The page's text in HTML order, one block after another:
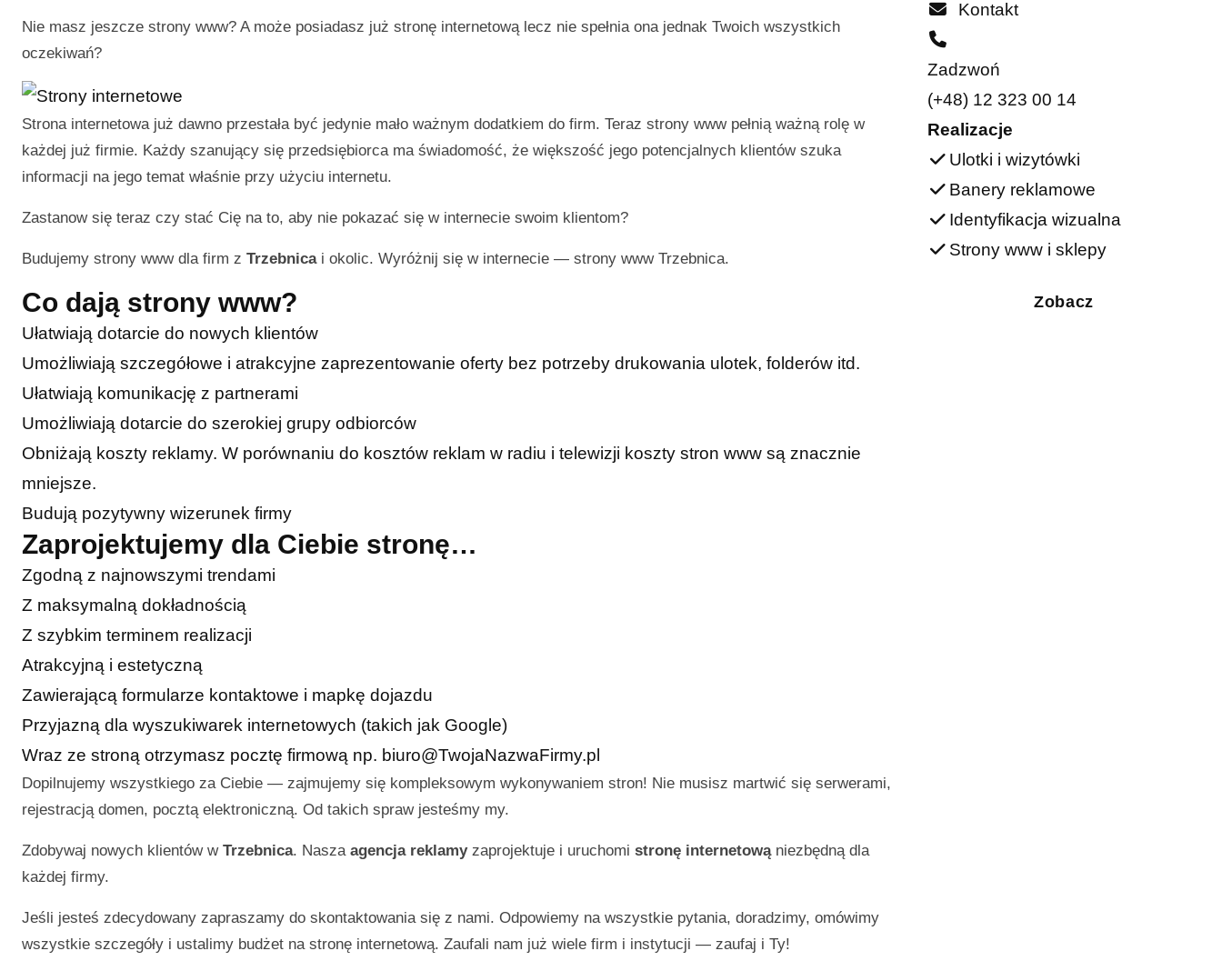
Nie masz jeszcze strony www? A może posiadasz już stronę internetową lecz nie spełnia ona jednak Twoich wszystkich
oczekiwań?
Strona internetowa już dawno przestała być jedynie mało ważnym dodatkiem do firm. Teraz strony www pełnią ważną rolę w
każdej już firmie. Każdy szanujący się przedsiębiorca ma świadomość, że większość jego potencjalnych klientów szuka
informacji na jego temat właśnie przy użyciu internetu.
Zastanow się teraz czy stać Cię na to, aby nie pokazać się w internecie swoim klientom?
Budujemy strony www dla firm z Trzebnicai okolic. Wyróżnij się w internecie — strony www Trzebnica.
Co dają strony www?
Ułatwiają dotarcie do nowych klientów
Umożliwiają szczegółowe i atrakcyjne zaprezentowanie oferty bez potrzeby drukowania ulotek, folderów itd.
Ułatwiają komunikację z partnerami
Umożliwiają dotarcie do szerokiej grupy odbiorców
Obniżają koszty reklamy. W porównaniu do kosztów reklam w radiu i telewizji koszty stron www są znacznie
mniejsze.
Budują pozytywny wizerunek firmy
Zaprojektujemy dla Ciebie stronę…
Zgodną z najnowszymi trendami
Z maksymalną dokładnością
Z szybkim terminem realizacji
Atrakcyjną i estetyczną
Zawierającą formularze kontaktowe i mapkę dojazdu
Przyjazną dla wyszukiwarek internetowych (takich jak Google)
Wraz ze stroną otrzymasz pocztę firmową np. biuro@TwojaNazwaFirmy.pl
Dopilnujemy wszystkiego za Ciebie — zajmujemy się kompleksowym wykonywaniem stron! Nie musisz martwić się serwerami,
rejestracją domen, pocztą elektroniczną. Od takich spraw jesteśmy my.
Zdobywaj nowych klientów w Trzebnica. Nasza agencja reklamyzaprojektuje i uruchomi stronę internetowąniezbędną dla
każdej firmy.
Jeśli jesteś zdecydowany zapraszamy do skontaktowania się z nami. Odpowiemy na wszystkie pytania, doradzimy, omówimy
wszystkie szczegóły i ustalimy budżet na stronę internetową. Zaufali nam już wiele firm i instytucji — zaufaj i Ty!
Kontakt
Zadzwoń
(+48) 12 323 00 14
Realizacje
Ulotki i wizytówki
Banery reklamowe
Identyfikacja wizualna
Strony www i sklepy
Zobacz